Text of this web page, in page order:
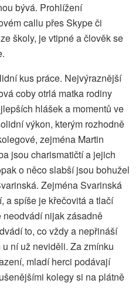
bývá. Prohlížení
callu přes Skype či
školy, je vtipné a člověk se
kus práce. Nejvýraznější
coby otrlá matka rodiny
hlášek a momentů ve
výkon, kterým rozhodně
zejména Martin
jsou charismatičtí a jejich
o něco slabší jsou bohužel
Zejména Svarinská
a spíše je křečovitá a tlačí
nijak zásadně
to, co vždy a nepřináší
ní už neviděli. Za zmínku
mladí herci podávají
kolegy si na plátně